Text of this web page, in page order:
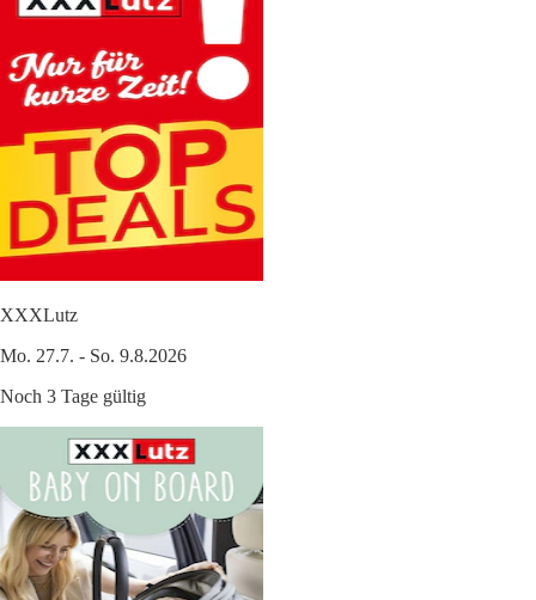
XXXLutz
Mo. 27.7. - So. 9.8.2026
Noch 3 Tage gültig